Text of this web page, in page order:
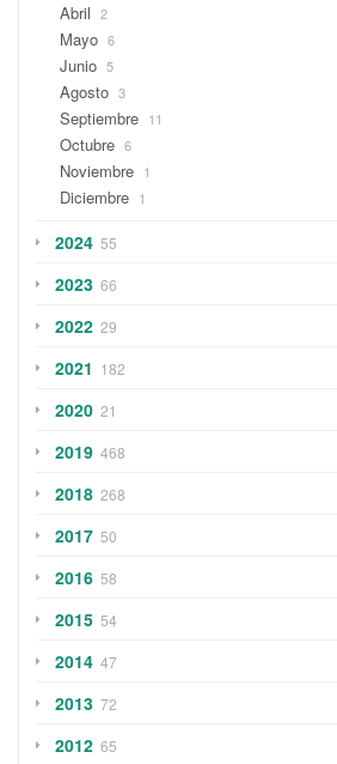
Abril 2
Mayo 6
Junio 5
Agosto 3
Septiembre 11
Octubre 6
Noviembre 1
Diciembre 1
2024 55
2023 66
2022 29
2021 182
2020 21
2019 468
2018 268
2017 50
2016 58
2015 54
2014 47
2013 72
2012 65